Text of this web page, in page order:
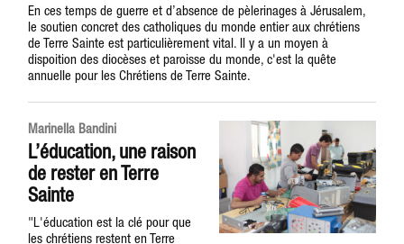
En ces temps de guerre et d’absence de pèlerinages à Jérusalem,
le soutien concret des catholiques du monde entier aux chrétiens
de Terre Sainte est particulièrement vital. Il y a un moyen à
dispoition des diocèses et paroisse du monde, c'est la quête
annuelle pour les Chrétiens de Terre Sainte.
Marinella Bandini
L’éducation, une raison
de rester en Terre
Sainte
"L'éducation est la clé pour que
les chrétiens restent en Terre